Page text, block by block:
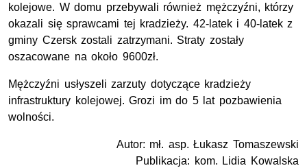
kolejowe. W domu przebywali również mężczyźni, którzy
okazali się sprawcami tej kradzieży. 42-latek i 40-latek z
gminy Czersk zostali zatrzymani. Straty zostały
oszacowane na około 9600zł.
Mężczyźni usłyszeli zarzuty dotyczące kradzieży
infrastruktury kolejowej. Grozi im do 5 lat pozbawienia
wolności.
Autor: mł. asp. Łukasz Tomaszewski
Publikacja: kom. Lidia Kowalska